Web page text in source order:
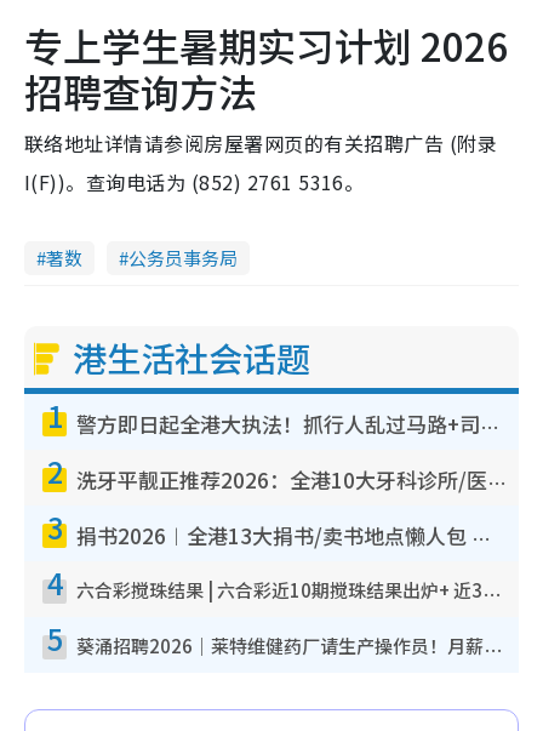
专上学生暑期实习计划 2026
招聘查询方法
联络地址详情请参阅房屋署网页的有关招聘广告 (附录
I(F))。查询电话为 (852) 2761 5316。
著数 公务员事务局
港生活社会话题
1 警方即日起全港大执法！抓行人乱过马路+司机不专注驾驶！乱过马路罚$2000
2 洗牙平靓正推荐2026：全港10大牙科诊所/医院懒人包，夜诊至8点/镇静洁牙/医疗券适用
3 捐书2026︱全港13大捐书/卖书地点懒人包 二手课本最高$150＋旧书换免费咖啡/戏票
4 六合彩搅珠结果 | 六合彩近10期搅珠结果出炉+ 近30期最旺热门中奖号码
5 葵涌招聘2026｜莱特维健药厂请生产操作员！月薪高达$1.7万 冷气厂房/五天工作/保障双粮